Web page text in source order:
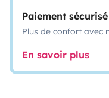
Paiement sécurisé
Plus de confort avec
En savoir plus